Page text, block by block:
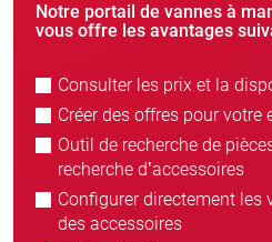
Notre portail de vannes à
vous offre les avantages
Consulter les prix et la
Créer des offres pour votre
Outil de recherche de
recherche d’accessoires
Configurer directement les
des accessoires